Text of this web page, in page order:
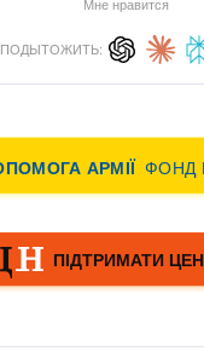
Мне нравится
ПОДЫТОЖИТЬ: